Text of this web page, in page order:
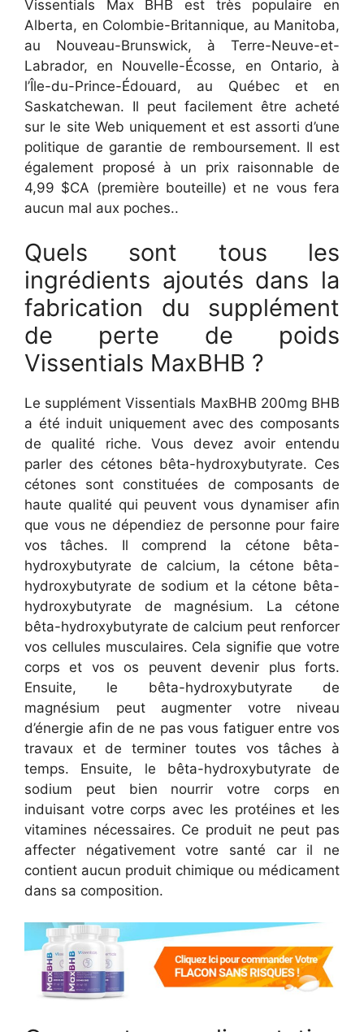
Vissentials Max BHB est très populaire en
Alberta, en Colombie-Britannique, au Manitoba,
au Nouveau-Brunswick, à Terre-Neuve-et-
Labrador, en Nouvelle-Écosse, en Ontario, à
l’Île-du-Prince-Édouard, au Québec et en
Saskatchewan. Il peut facilement être acheté
sur le site Web uniquement et est assorti d’une
politique de garantie de remboursement. Il est
également proposé à un prix raisonnable de
4,99 $CA (première bouteille) et ne vous fera
aucun mal aux poches..
Quels sont tous les
ingrédients ajoutés dans la
fabrication du supplément
de perte de poids
Vissentials MaxBHB ?
Le supplément Vissentials MaxBHB 200mg BHB
a été induit uniquement avec des composants
de qualité riche. Vous devez avoir entendu
parler des cétones bêta-hydroxybutyrate. Ces
cétones sont constituées de composants de
haute qualité qui peuvent vous dynamiser afin
que vous ne dépendiez de personne pour faire
vos tâches. Il comprend la cétone bêta-
hydroxybutyrate de calcium, la cétone bêta-
hydroxybutyrate de sodium et la cétone bêta-
hydroxybutyrate de magnésium. La cétone
bêta-hydroxybutyrate de calcium peut renforcer
vos cellules musculaires. Cela signifie que votre
corps et vos os peuvent devenir plus forts.
Ensuite, le bêta-hydroxybutyrate de
magnésium peut augmenter votre niveau
d’énergie afin de ne pas vous fatiguer entre vos
travaux et de terminer toutes vos tâches à
temps. Ensuite, le bêta-hydroxybutyrate de
sodium peut bien nourrir votre corps en
induisant votre corps avec les protéines et les
vitamines nécessaires. Ce produit ne peut pas
affecter négativement votre santé car il ne
contient aucun produit chimique ou médicament
dans sa composition.